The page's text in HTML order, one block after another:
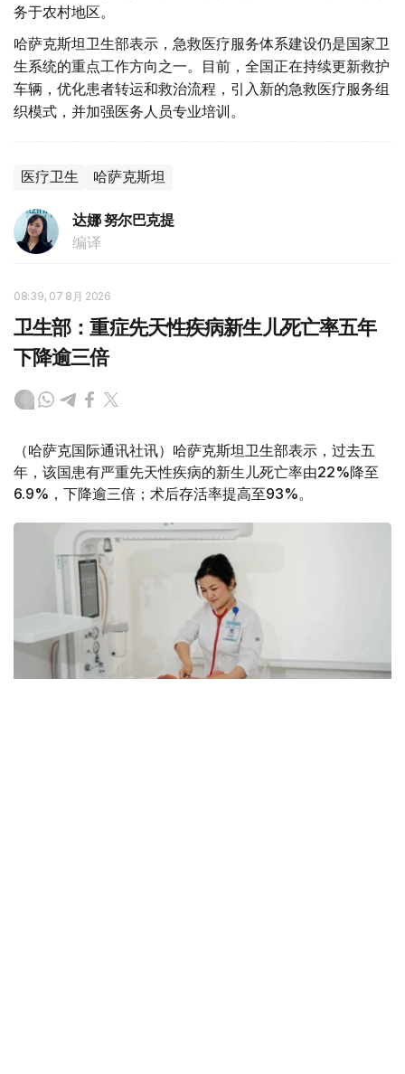
务于农村地区。
哈萨克斯坦卫生部表示，急救医疗服务体系建设仍是国家卫
生系统的重点工作方向之一。目前，全国正在持续更新救护
车辆，优化患者转运和救治流程，引入新的急救医疗服务组
织模式，并加强医务人员专业培训。
医疗卫生 哈萨克斯坦
达娜 努尔巴克提
编译
08:39, 07 8月 2026
卫生部：重症先天性疾病新生儿死亡率五年
下降逾三倍
（哈萨克国际通讯社讯）哈萨克斯坦卫生部表示，过去五
年，该国患有严重先天性疾病的新生儿死亡率由22%降至
6.9%，下降逾三倍；术后存活率提高至93%。